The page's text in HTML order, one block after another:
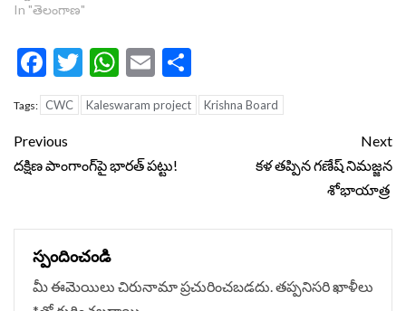
In "తెలంగాణ"
Facebook
Twitter
WhatsApp
Email
Tags: CWC Kaleswaram project Krishna Board
Continue
Reading
Previous
దక్షిణ పాంగాంగ్‌పై భారత్ పట్టు!
Next
కళ తప్పిన గణేష్‌ నిమజ్జన
శోభాయాత్ర
స్పందించండి
మీ ఈమెయిలు చిరునామా ప్రచురించబడదు.తప్పనిసరి ఖాళీలు